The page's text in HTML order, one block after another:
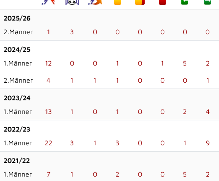
2025/26
2.Männer
1 3 0 0 0 0 0 0
2024/25
1.Männer
12 0 0 1 0 1 5 2
2.Männer 4 1 1 1 0 0 0 1
2023/24
1.Männer
13 1 0 1 0 0 2 4
2022/23
1.Männer
22 3 1 3 0 0 1 9
2021/22
1.Männer
7 1 0 2 0 0 5 2